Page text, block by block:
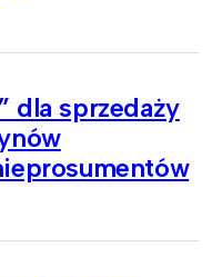
dla sprzedaży